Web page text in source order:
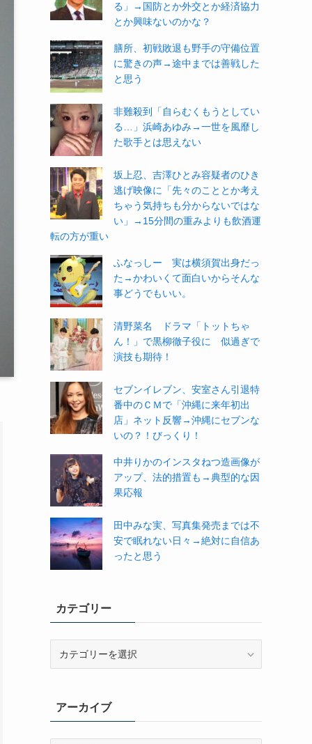
る」→国防とか外交とか経済協力
とか興味ないのかな？
膳所、初戦敗退も野手の守備位置
に驚きの声→途中までは善戦した
と思う
非難殺到「自らむくもうとしてい
る…」浜崎あゆみ→一世を風靡し
た歌手とは思えない
坂上忍、吉澤ひとみ容疑者のひき
逃げ映像に「先々のこととか考え
ちゃう気持ちも分からないではな
い」→15分間の重みよりも飲酒運
転の方が重い
ふなっしー 実は横須賀出身だっ
た→かわいくて面白いからそんな
事どうでもいい。
清野菜名 ドラマ「トットちゃ
ん！」で黒柳徹子役に 似過ぎで
演技も期待！
セブンイレブン、安室さん引退特
番中のＣＭで「沖縄に来年初出
店」ネット反響→沖縄にセブンな
いの？！びっくり！
中井りかのインスタねつ造画像が
アップ、法的措置も→典型的な因
果応報
田中みな実、写真集発売までは不
安で眠れない日々→絶対に自信あ
ったと思う
カテゴリー
ーアーカイブ